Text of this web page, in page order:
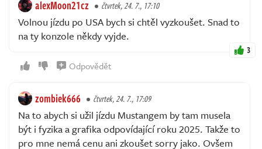
alexMoon21cz čtvrtek, 24. 7., 17:10
Volnou jízdu po USA bych si chtěl vyzkoušet. Snad to
na ty konzole někdy vyjde.
3
Odpovědět
zombiek666 čtvrtek, 24. 7., 17:09
Na to abych si užil jízdu Mustangem by tam musela
být i fyzika a grafika odpovídající roku 2025. Takže to
pro mne nemá cenu ani zkoušet sorry jako. Ovšem